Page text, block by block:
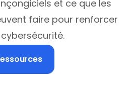
et ce que les
faire pour renforcer